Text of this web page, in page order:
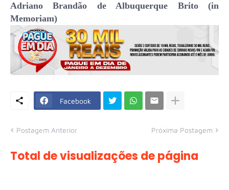
Adriano Brandão de Albuquerque Brito (in
Memoriam)
Facebook
Postagem Anterior Próxima Postagem
Total de visualizações de página